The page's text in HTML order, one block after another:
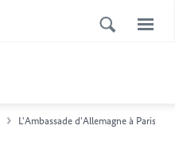
L'Ambassade d'Allemagne à Paris